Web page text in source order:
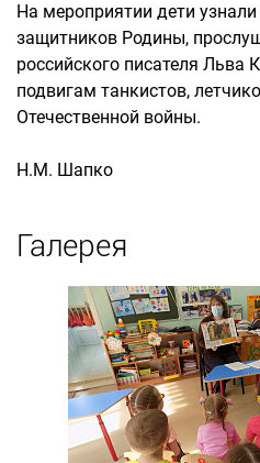
На мероприятии дети
защитников Родины,
российского писателя Льва
подвигам танкистов,
Отечественной войны.
Н.М. Шапко
Галерея